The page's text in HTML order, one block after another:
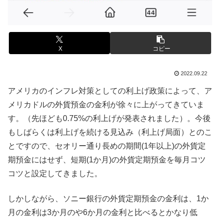
X コピー
2022.09.22
アメリカのインフレ対策としての利上げ政策によって、ア
メリカドルの外貨預金の金利が徐々に上がってきていま
す。（先ほども0.75%の利上げが発表されました）。今後
もしばらくは利上げを続ける見込み（利上げ局面）とのこ
とですので、セオリー通り長めの期間(1年以上)の外貨定
期預金にはせず、短期(1か月)の外貨定期預金を毎月コツ
コツと設定してきました。
しかしながら、ソニー銀行の外貨定期預金の金利は、1か
月の金利は3か月のや6か月の金利と比べるとかなり低